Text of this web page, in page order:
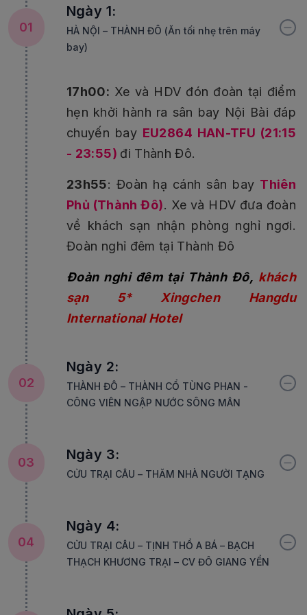
01
Ngày 1:
HÀ NỘI – THÀNH ĐÔ (Ăn tối nhẹ trên máy
bay)
17h00: Xe và HDV đón đoàn tại điểm
hẹn khởi hành ra sân bay Nội Bài đáp
chuyến bay EU2864 HAN-TFU (21:15
- 23:55) đi Thành Đô.
23h55: Đoàn hạ cánh sân bay Thiên
Phủ (Thành Đô). Xe và HDV đưa đoàn
về khách sạn nhận phòng nghỉ ngơi.
Đoàn nghỉ đêm tại Thành Đô
Đoàn nghỉ đêm tại Thành Đô, khách
sạn 5* Xingchen Hangdu
International Hotel
02
Ngày 2:
THÀNH ĐÔ – THÀNH CỔ TÙNG PHAN -
CÔNG VIÊN NGẬP NƯỚC SÔNG MÂN
03 Ngày 3:
CỬU TRẠI CÂU – THĂM NHÀ NGƯỜI TẠNG
04
Ngày 4:
CỬU TRẠI CÂU – TỊNH THỔ A BÁ – BẠCH
THẠCH KHƯƠNG TRẠI – CV ĐÔ GIANG YỂN